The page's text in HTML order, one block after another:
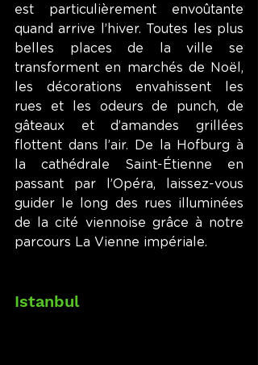
est particulièrement envoûtante
quand arrive l’hiver. Toutes les plus
belles places de la ville se
transforment en marchés de Noël,
les décorations envahissent les
rues et les odeurs de punch, de
gâteaux et d’amandes grillées
flottent dans l’air. De la Hofburg à
la cathédrale Saint-Étienne en
passant par l’Opéra, laissez-vous
guider le long des rues illuminées
de la cité viennoise grâce à notre
parcours La Vienne impériale.
Istanbul